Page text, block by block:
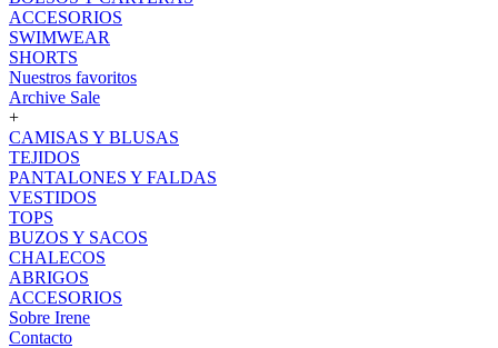
ACCESORIOS
SWIMWEAR
SHORTS
Nuestros favoritos
Archive Sale
+
CAMISAS Y BLUSAS
TEJIDOS
PANTALONES Y FALDAS
VESTIDOS
TOPS
BUZOS Y SACOS
CHALECOS
ABRIGOS
ACCESORIOS
Sobre Irene
Contacto